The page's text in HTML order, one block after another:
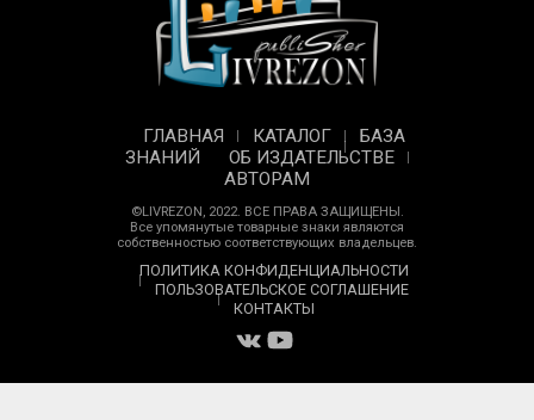
ГЛАВНАЯ КАТАЛОГ
БАЗА
ЗНАНИЙ
ОБ ИЗДАТЕЛЬСТВЕ
АВТОРАМ
©LIVREZON, 2022. ВСЕ ПРАВА ЗАЩИЩЕНЫ.
Все упомянутые товарные знаки являются
собственностью соответствующих владельцев.
ПОЛИТИКА КОНФИДЕНЦИАЛЬНОСТИ
ПОЛЬЗОВАТЕЛЬСКОЕ СОГЛАШЕНИЕ
КОНТАКТЫ